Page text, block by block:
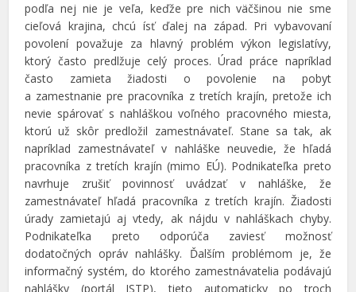
podľa nej nie je veľa, keďže pre nich väčšinou nie sme
cieľová krajina, chcú ísť ďalej na západ. Pri vybavovaní
povolení považuje za hlavný problém výkon legislatívy,
ktorý často predlžuje celý proces. Úrad práce napríklad
často zamieta žiadosti o povolenie na pobyt
a zamestnanie pre pracovníka z tretích krajín, pretože ich
nevie spárovať s nahláškou voľného pracovného miesta,
ktorú už skôr predložil zamestnávateľ. Stane sa tak, ak
napríklad zamestnávateľ v nahláške neuvedie, že hľadá
pracovníka z tretích krajín (mimo EÚ). Podnikateľka preto
navrhuje zrušiť povinnosť uvádzať v nahláške, že
zamestnávateľ hľadá pracovníka z tretích krajín. Žiadosti
úrady zamietajú aj vtedy, ak nájdu v nahláškach chyby.
Podnikateľka preto odporúča zaviesť možnosť
dodatočných opráv nahlášky. Ďalším problémom je, že
informačný systém, do ktorého zamestnávatelia podávajú
nahlášky (portál ISTP), tieto automaticky po troch